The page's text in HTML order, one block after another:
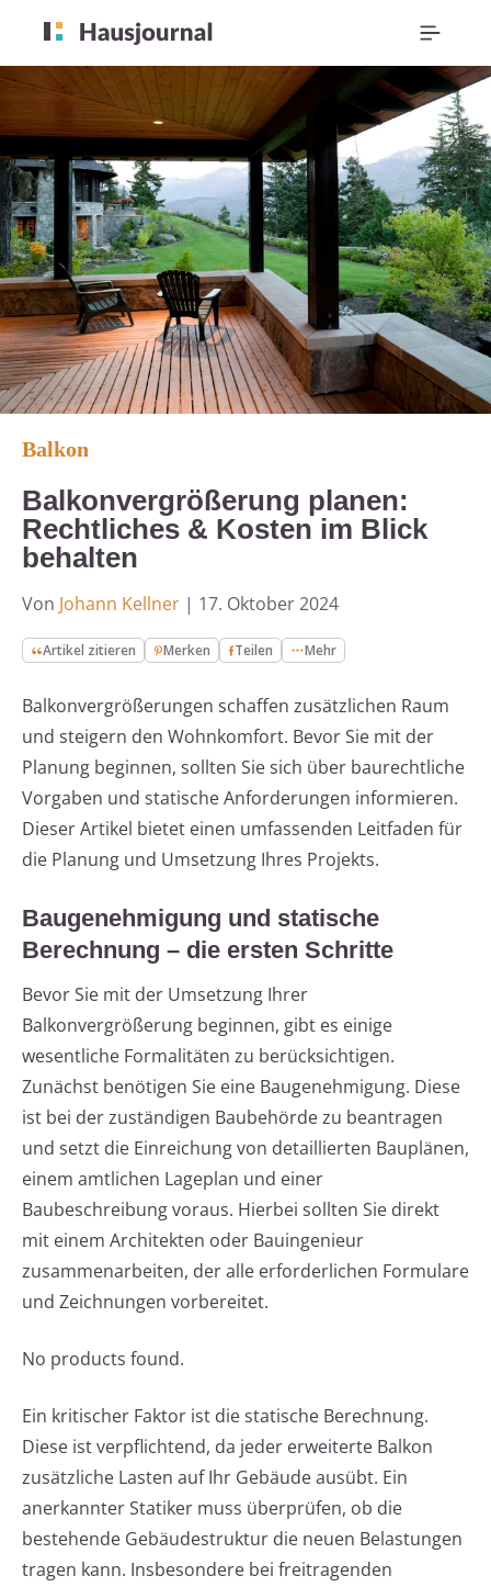
Balkon
Balkonvergrößerung planen:
Rechtliches & Kosten im Blick
behalten
Von Johann Kellner | 17. Oktober 2024
Artikel zitieren Merken Teilen Mehr
Balkonvergrößerungen schaffen zusätzlichen Raum
und steigern den Wohnkomfort. Bevor Sie mit der
Planung beginnen, sollten Sie sich über baurechtliche
Vorgaben und statische Anforderungen informieren.
Dieser Artikel bietet einen umfassenden Leitfaden für
die Planung und Umsetzung Ihres Projekts.
Baugenehmigung und statische
Berechnung – die ersten Schritte
Bevor Sie mit der Umsetzung Ihrer
Balkonvergrößerung beginnen, gibt es einige
wesentliche Formalitäten zu berücksichtigen.
Zunächst benötigen Sie eine Baugenehmigung. Diese
ist bei der zuständigen Baubehörde zu beantragen
und setzt die Einreichung von detaillierten Bauplänen,
einem amtlichen Lageplan und einer
Baubeschreibung voraus. Hierbei sollten Sie direkt
mit einem Architekten oder Bauingenieur
zusammenarbeiten, der alle erforderlichen Formulare
und Zeichnungen vorbereitet.
No products found.
Ein kritischer Faktor ist die statische Berechnung.
Diese ist verpflichtend, da jeder erweiterte Balkon
zusätzliche Lasten auf Ihr Gebäude ausübt. Ein
anerkannter Statiker muss überprüfen, ob die
bestehende Gebäudestruktur die neuen Belastungen
tragen kann. Insbesondere bei freitragenden